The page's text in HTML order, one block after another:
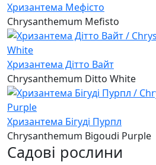
Хризантема Мефісто
Chrysanthemum Mefisto
Хризантема Дітто Вайт
Chrysanthemum Ditto White
Хризантема Бігуді Пурпл
Chrysanthemum Bigoudi Purple
Садові рослини